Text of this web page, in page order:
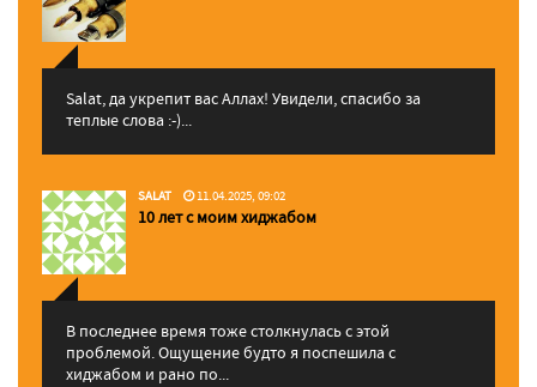
Salat, да укрепит вас Аллаx! Увидели, спасибо за
теплые слова :-)...
SALAT 11.04.2025, 09:02
10 лет с моим хиджабом
В последнее время тоже столкнулась с этой
проблемой. Ощущение будто я поспешила с
хиджабом и рано по...